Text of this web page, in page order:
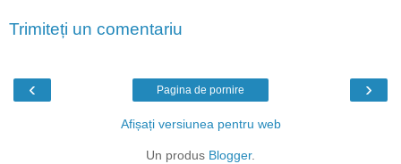
Trimiteți un comentariu
‹ ›
Pagina de pornire
Afișați versiunea pentru web
Un produs Blogger.